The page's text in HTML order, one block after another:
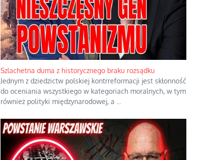
Szlachetna duma z historycznego braku rozsądku
Jednym z dziedzictw polskiej kontrreformacji jest skłonność
do oceniania wszystkiego w kategoriach moralnych, w tym
również polityki międzynarodowej, a